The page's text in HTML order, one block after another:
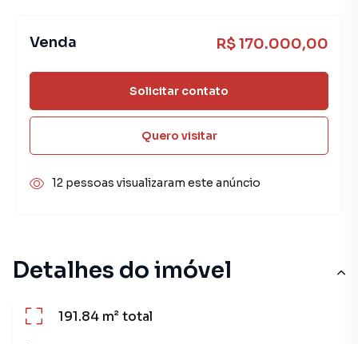
Detalhes do imóvel
191.84 m²total
Venda R$ 170.000,00
Solicitar contato
Quero visitar
12 pessoas visualizaram este anúncio